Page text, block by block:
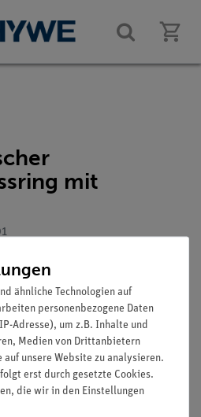
mit
ähnliche Technologien auf
personenbezogene Daten
Adresse), um z.B. Inhalte und
Medien von Drittanbietern
unsere Website zu analysieren.
erst durch gesetzte Cookies.
die wir in den Einstellungen